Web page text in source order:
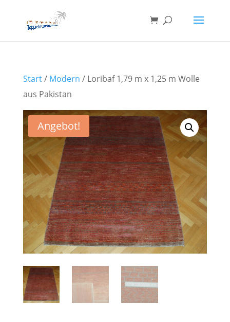
Start/ Modern / Loribaf 1,79 m x 1,25 m Wolle
aus Pakistan
Angebot!